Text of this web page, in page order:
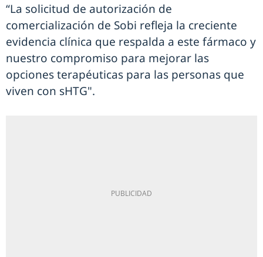
“La solicitud de autorización de
comercialización de Sobi refleja la creciente
evidencia clínica que respalda a este fármaco y
nuestro compromiso para mejorar las
opciones terapéuticas para las personas que
viven con sHTG".